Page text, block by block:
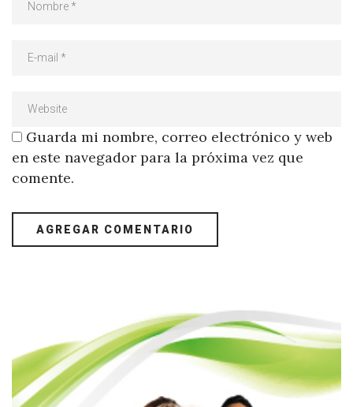
Guarda mi nombre, correo electrónico y web
en este navegador para la próxima vez que
comente.